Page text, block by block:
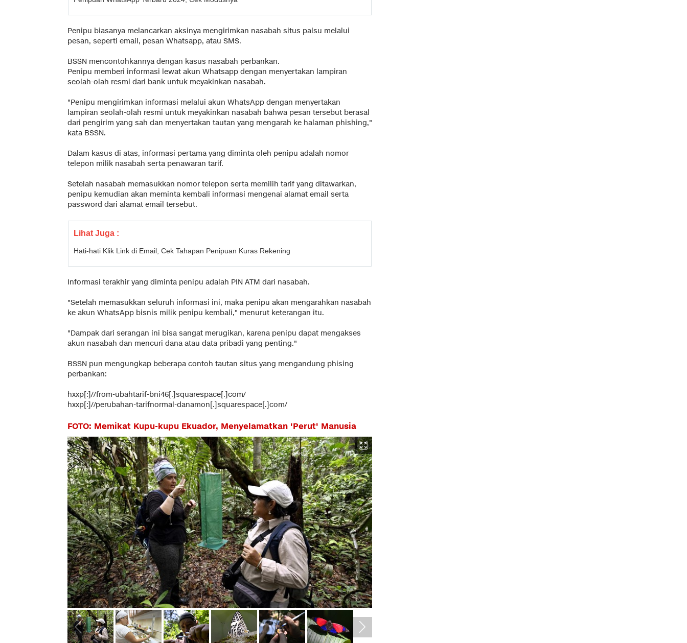
Penipu biasanya melancarkan aksinya mengirimkan nasabah situs palsu melalui
pesan, seperti email, pesan Whatsapp, atau SMS.
BSSN mencontohkannya dengan kasus nasabah perbankan.
Penipu memberi informasi lewat akun Whatsapp dengan menyertakan lampiran
seolah-olah resmi dari bank untuk meyakinkan nasabah.
"Penipu mengirimkan informasi melalui akun WhatsApp dengan menyertakan
lampiran seolah-olah resmi untuk meyakinkan nasabah bahwa pesan tersebut berasal
dari pengirim yang sah dan menyertakan tautan yang mengarah ke halaman phishing,"
kata BSSN.
Dalam kasus di atas, informasi pertama yang diminta oleh penipu adalah nomor
telepon milik nasabah serta penawaran tarif.
Setelah nasabah memasukkan nomor telepon serta memilih tarif yang ditawarkan,
penipu kemudian akan meminta kembali informasi mengenai alamat email serta
password dari alamat email tersebut.
Lihat Juga :
Hati-hati Klik Link di Email, Cek Tahapan Penipuan Kuras Rekening
Informasi terakhir yang diminta penipu adalah PIN ATM dari nasabah.
"Setelah memasukkan seluruh informasi ini, maka penipu akan mengarahkan nasabah
ke akun WhatsApp bisnis milik penipu kembali," menurut keterangan itu.
"Dampak dari serangan ini bisa sangat merugikan, karena penipu dapat mengakses
akun nasabah dan mencuri dana atau data pribadi yang penting."
BSSN pun mengungkap beberapa contoh tautan situs yang mengandung phising
perbankan:
hxxp[:]//from-ubahtarif-bni46[.]squarespace[.]com/
hxxp[:]//perubahan-tarifnormal-danamon[.]squarespace[.]com/
FOTO: Memikat Kupu-kupu Ekuador, Menyelamatkan 'Perut' Manusia